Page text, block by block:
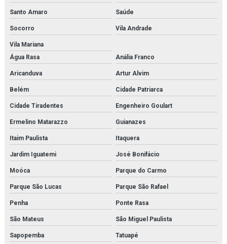
Microscópio biológico trinocular
Microscópio biológico trinocular com câmera
Microscópio médico para faculdades
Microscópio monocular
Microscópio óptico monocular
Modelo anatômico da face
Modelo anatômico da orelha
Modelo anatômico da pele
Modelo anatômico do cérebro
Modelo anatômico do esqueleto (1700mm)
Santo Amaro Saúde
Socorro Vila Andrade
Vila Mariana
Água Rasa
Anália Franco
Aricanduva Artur Alvim
Belém Cidade Patriarca
Cidade Tiradentes Engenheiro Goulart
Ermelino Matarazzo Guianazes
Itaim Paulista Itaquera
Jardim Iguatemi José Bonifácio
Moóca Parque do Carmo
Parque São Lucas Parque São Rafael
Penha Ponte Rasa
São Mateus São Miguel Paulista
Sapopemba Tatuapé